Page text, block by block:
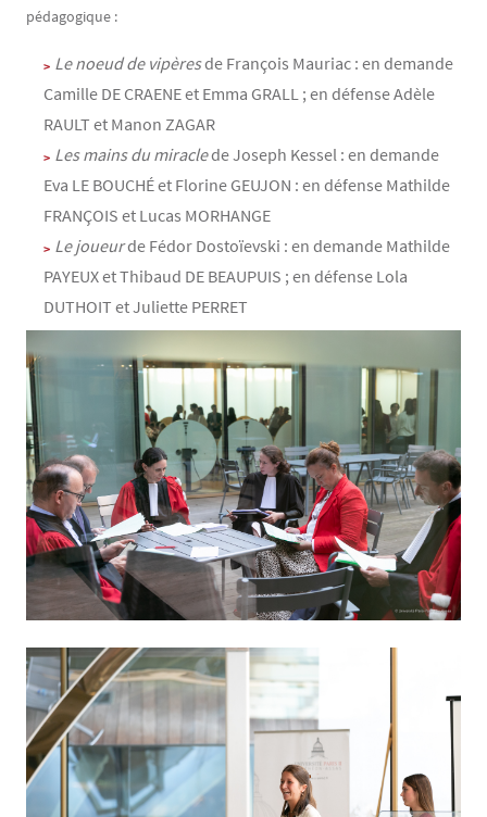
pédagogique :
Le noeud de vipèresde François Mauriac : en demande
Camille DE CRAENE et Emma GRALL ; en défense Adèle
RAULT et Manon ZAGAR
Les mains du miraclede Joseph Kessel : en demande
Eva LE BOUCHÉ et Florine GEUJON : en défense Mathilde
FRANÇOIS et Lucas MORHANGE
Le joueurde Fédor Dostoïevski : en demande Mathilde
PAYEUX et Thibaud DE BEAUPUIS ; en défense Lola
DUTHOIT et Juliette PERRET